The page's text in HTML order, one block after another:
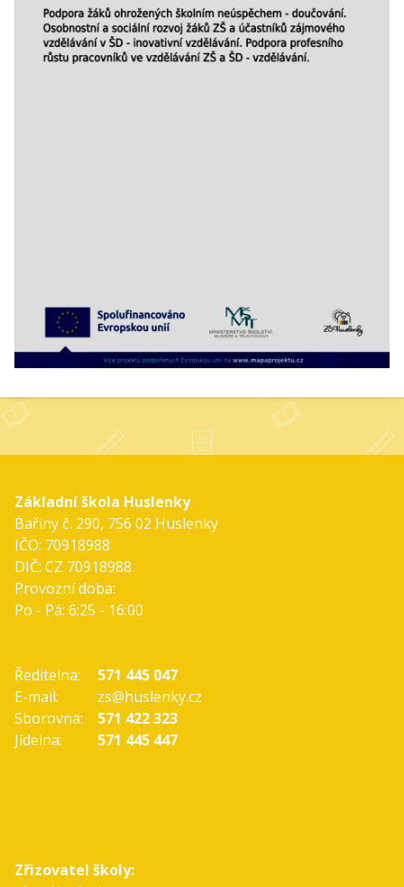
Základní škola Huslenky
Bařiny č. 290, 756 02 Huslenky
IČO: 70918988
DIČ: CZ 70918988
Provozní doba:
Po - Pá: 6:25 - 16:00
Ředitelna:
571 445 047
E-mail:
zs@huslenky.cz
Sborovna:
571 422 323
Jídelna:
571 445 447
Zřizovatel školy: